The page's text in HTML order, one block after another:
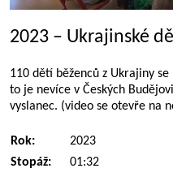
2023 – Ukrajinské
110 dětí běženců z Ukrajiny
to je nevíce v Českých
vyslanec. (video se otevře na
Rok:
2023
Stopáž:
01:32